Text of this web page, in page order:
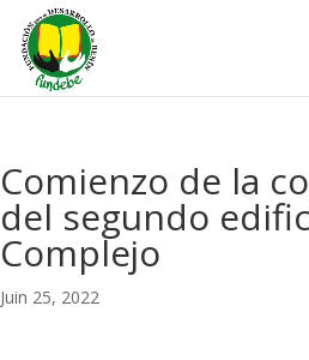
Comienzo de la
del segundo
Complejo
Juin 25, 2022